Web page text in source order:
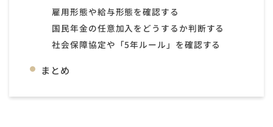
雇用形態や給与形態を確認する
国民年金の任意加入をどうするか判断する
社会保障協定や「5年ルール」を確認する
まとめ